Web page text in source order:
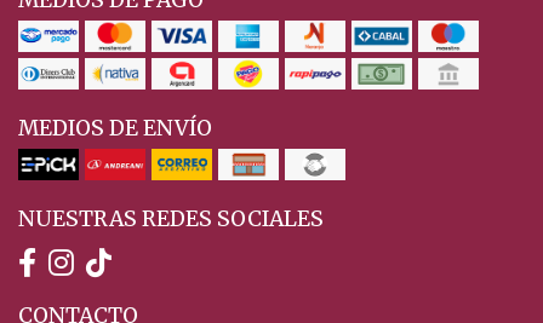
MEDIOS DE ENVÍO
NUESTRAS REDES SOCIALES
CONTACTO